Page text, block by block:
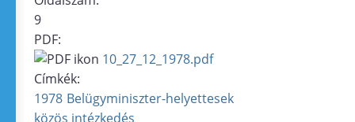
9
PDF:
10_27_12_1978.pdf
Címkék:
1978 Belügyminiszter-helyettesek
közös intézkedés